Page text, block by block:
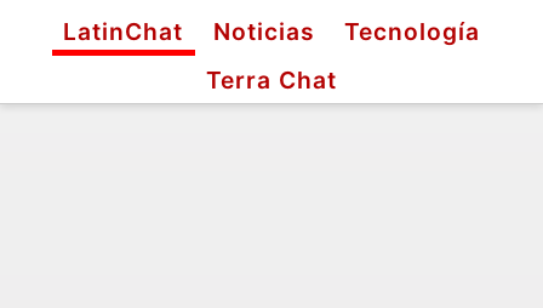
LatinChat
Noticias
Tecnología
Terra Chat